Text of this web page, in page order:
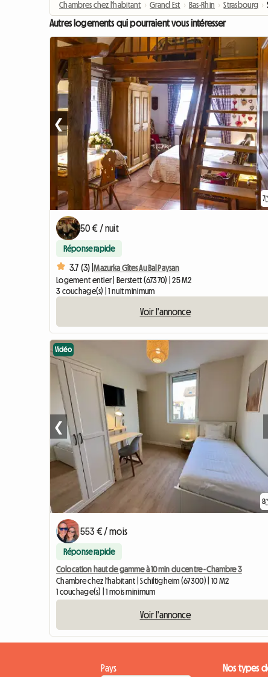
Chambres chez l'habitant › Grand Est › Bas-Rhin › Strasbourg ›
Autres logements qui pourraient vous intéresser
7
❮
50 € / nuit
Réponse rapide
3.7 (3) |Mazurka Gîtes Au Bal Paysan
Logement entier | Berstett (67370) | 25 M2
3 couchage(s) | 1 nuit minimum
Voir l'annonce
8
Vidéo
❮
553 € / mois
Réponse rapide
Colocation haut de gamme à 10 min du centre - Chambre 3
Chambre chez l'habitant | Schiltigheim (67300) | 10 M2
1 couchage(s) | 1 mois minimum
Voir l'annonce
Pays Nos types